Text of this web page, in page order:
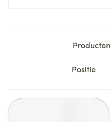
Producten
Sorteer op: